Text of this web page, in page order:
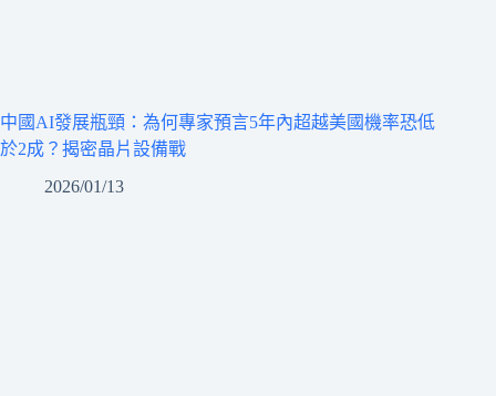
中國AI發展瓶頸：為何專家預言5年內超越美國機率恐低
於2成？揭密晶片設備戰
2026/01/13